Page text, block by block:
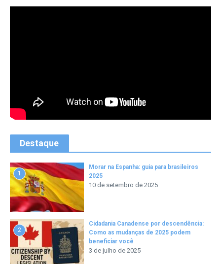
Destaque
1
Morar na Espanha: guia para brasileiros
2025
10 de setembro de 2025
2
Cidadania Canadense por descendência:
Como as mudanças de 2025 podem
beneficiar você
3 de julho de 2025